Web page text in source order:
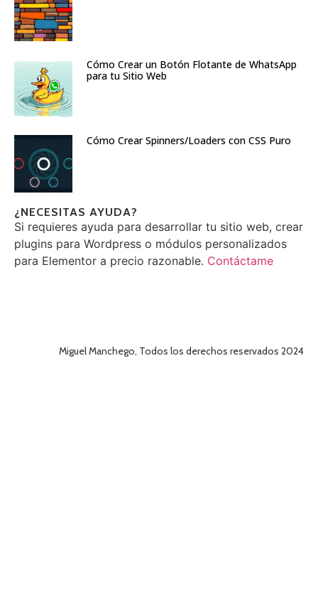
Cómo Crear un Botón Flotante de WhatsApp
para tu Sitio Web
Cómo Crear Spinners/Loaders con CSS Puro
¿NECESITAS AYUDA?
Si requieres ayuda para desarrollar tu sitio web, crear
plugins para Wordpress o módulos personalizados
para Elementor a precio razonable. Contáctame
Miguel Manchego, Todos los derechos reservados 2024